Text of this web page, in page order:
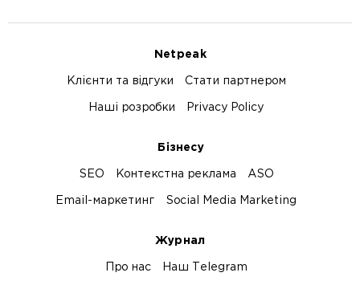
Netpeak
Клієнти та відгуки Стати партнером
Наші розробки Privacy Policy
Бізнесу
SEO Контекстна реклама ASO
Email-маркетинг Social Media Marketing
Журнал
Про нас Наш Telegram